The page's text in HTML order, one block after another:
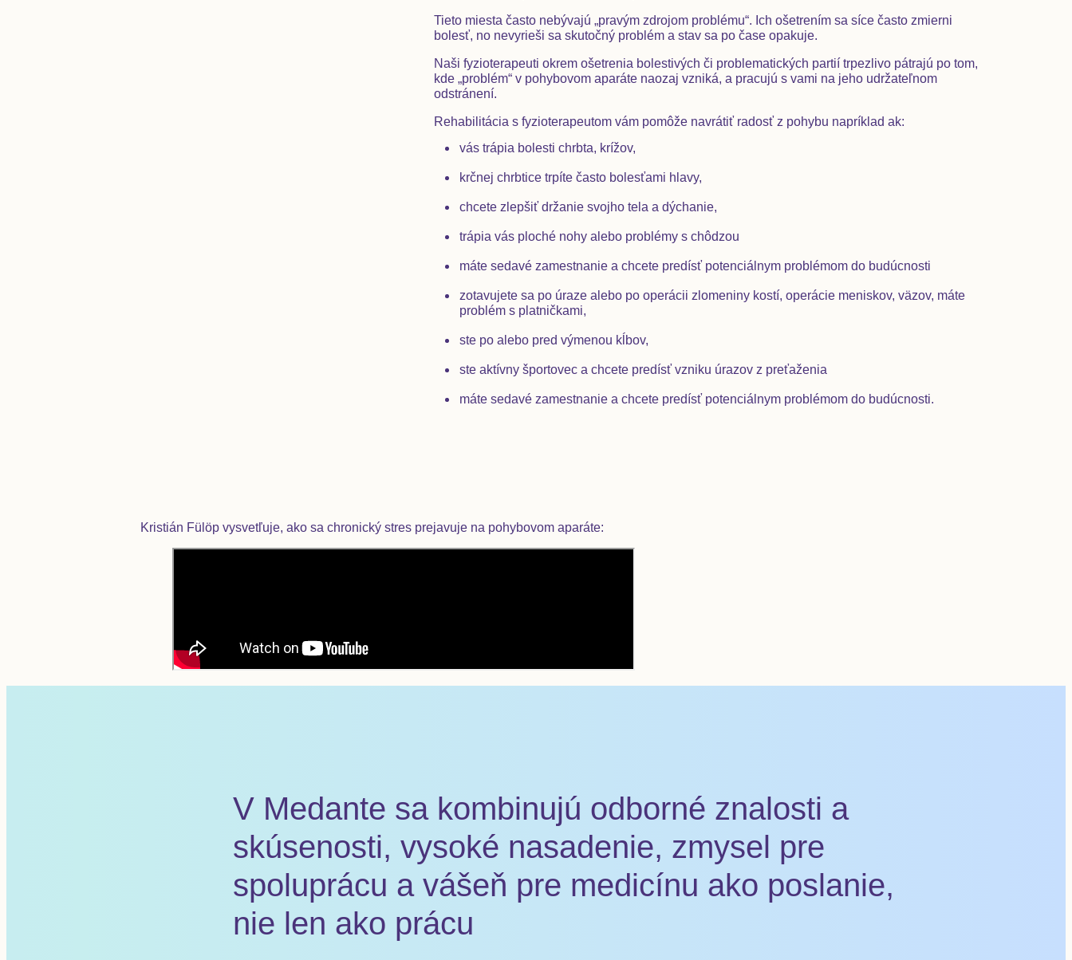
Tieto miesta často nebývajú „pravým zdrojom problému“. Ich ošetrením sa síce často zmierni
bolesť, no nevyrieši sa skutočný problém a stav sa po čase opakuje.
Naši fyzioterapeuti okrem ošetrenia bolestivých či problematických partií trpezlivo pátrajú po tom,
kde „problém“ v pohybovom aparáte naozaj vzniká, a pracujú s vami na jeho udržateľnom
odstránení.
Rehabilitácia s fyzioterapeutom vám pomôže navrátiť radosť z pohybu napríklad ak:
vás trápia bolesti chrbta, krížov,
krčnej chrbtice trpíte často bolesťami hlavy,
chcete zlepšiť držanie svojho tela a dýchanie,
trápia vás ploché nohy alebo problémy s chôdzou
máte sedavé zamestnanie a chcete predísť potenciálnym problémom do budúcnosti
zotavujete sa po úraze alebo po operácii zlomeniny kostí, operácie meniskov, väzov, máte
problém s platničkami,
ste po alebo pred výmenou kĺbov,
ste aktívny športovec a chcete predísť vzniku úrazov z preťaženia
máte sedavé zamestnanie a chcete predísť potenciálnym problémom do budúcnosti.
Kristián Fülöp vysvetľuje, ako sa chronický stres prejavuje na pohybovom aparáte:
V Medante sa kombinujú odborné znalosti a
skúsenosti, vysoké nasadenie, zmysel pre
spoluprácu a vášeň pre medicínu ako poslanie,
nie len ako prácu